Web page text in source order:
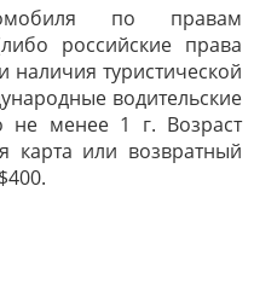
по правам
российские права
наличия туристической
водительские
не менее 1 г. Возраст
карта или возвратный